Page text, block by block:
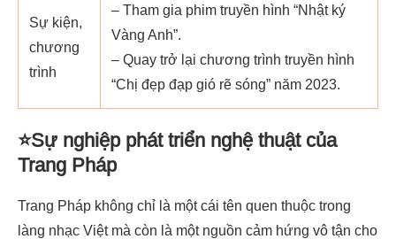
Sự kiện,
chương
trình
– Tham gia phim truyền hình “Nhật ký
Vàng Anh”.
– Quay trở lại chương trình truyền hình
“Chị đẹp đạp gió rẽ sóng” năm 2023.
⭐Sự nghiệp phát triển nghệ thuật của
Trang Pháp
Trang Pháp không chỉ là một cái tên quen thuộc trong
làng nhạc Việt mà còn là một nguồn cảm hứng vô tận cho